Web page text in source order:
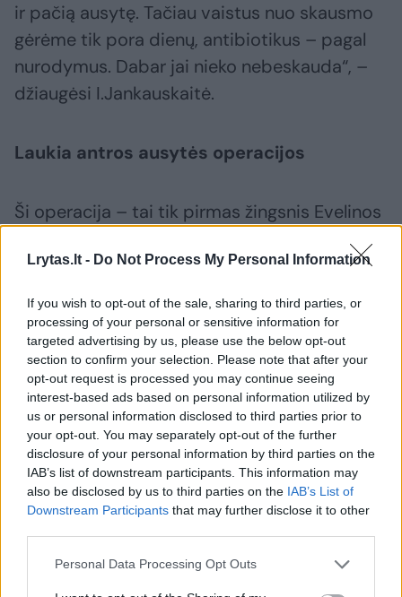
Lrytas.lt - Do Not Process My Personal Information
If you wish to opt-out of the sale, sharing to third parties, or
processing of your personal or sensitive information for
targeted advertising by us, please use the below opt-out
section to confirm your selection. Please note that after your
opt-out request is processed you may continue seeing
interest-based ads based on personal information utilized by
us or personal information disclosed to third parties prior to
your opt-out. You may separately opt-out of the further
disclosure of your personal information by third parties on the
IAB’s list of downstream participants. This information may
also be disclosed by us to third parties on the IAB’s List of
Downstream Participants that may further disclose it to other
Personal Data Processing Opt Outs
ir pačią ausytę. Tačiau vaistus nuo skausmo
gėrėme tik pora dienų, antibiotikus – pagal
nurodymus. Dabar jai nieko nebeskauda“, –
džiaugėsi I.Jankauskaitė.
Laukia antros ausytės operacijos
Ši operacija – tai tik pirmas žingsnis Evelinos
laukia kitos ausytės operacija, kuri, anot
I.Jankauskaitės, turėtų būti sunkesnė.
„Pradėjome viską daryti nuo kairės ausytės,
nes dešinėje pusėje į jos kaukolę yra įgręžtas
specialus magnetas, kuris prilaiko klausos
aparatą. Todėl klausėme gydytojų, ar po
operacijos nebus komplikacijų.
Tačiau, gydytojų teigimu, viskas turėtų gerai,
rekonstrukcijos“, – sakė ji.